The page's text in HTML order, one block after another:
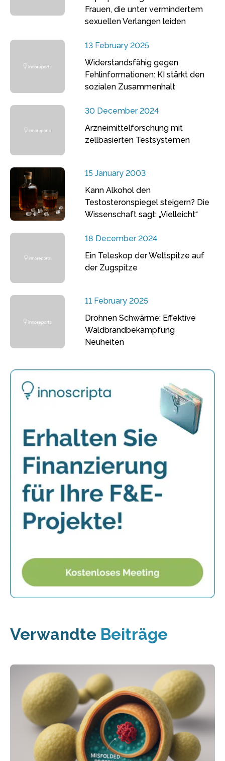
Frauen, die unter vermindertem
sexuellen Verlangen leiden
13 February 2025
Widerstandsfähig gegen
Fehlinformationen: KI stärkt den
sozialen Zusammenhalt
30 December 2024
Arzneimittelforschung mit
zellbasierten Testsystemen
15 January 2003
Kann Alkohol den
Testosteronspiegel steigern? Die
Wissenschaft sagt: „Vielleicht“
18 December 2024
Ein Teleskop der Weltspitze auf
der Zugspitze
11 February 2025
Drohnen Schwärme: Effektive
Waldbrandbekämpfung
Neuheiten
Verwandte Beiträge